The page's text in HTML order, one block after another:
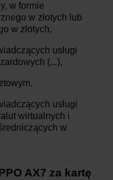
w formie
w złotych lub
w złotych,
usługi
(...),
usługi
wirtualnych i
w
AX7 za kartę